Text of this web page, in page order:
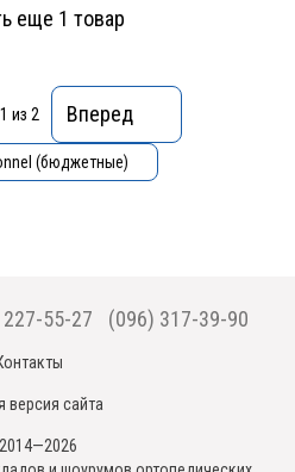
еще 1 товар
1 из 2 Вперед
(бюджетные)
55-27 (096) 317-39-90
версия сайта